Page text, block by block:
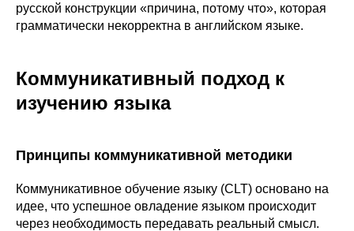
русской конструкции «причина, потому что», которая
грамматически некорректна в английском языке.
Коммуникативный подход к
изучению языка
Принципы коммуникативной методики
Коммуникативное обучение языку (CLT) основано на
идее, что успешное овладение языком происходит
через необходимость передавать реальный смысл.